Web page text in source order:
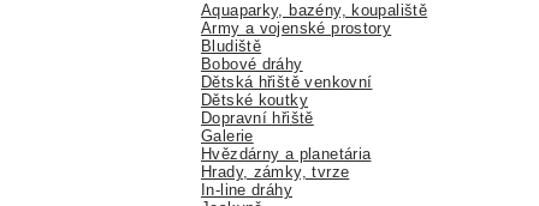
Aquaparky, bazény, koupaliště
Army a vojenské prostory
Bludiště
Bobové dráhy
Dětská hřiště venkovní
Dětské koutky
Dopravní hřiště
Galerie
Hvězdárny a planetária
Hrady, zámky, tvrze
In-line dráhy